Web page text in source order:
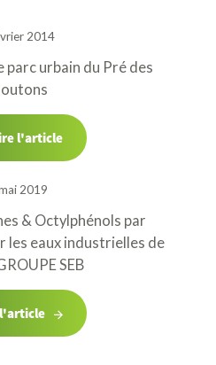
2014
parc urbain du Pré des
l'article
2019
& Octylphénols par
les eaux industrielles de
SEB